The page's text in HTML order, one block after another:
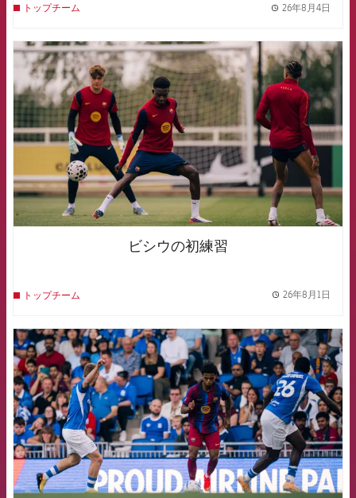
トップチーム 26年8月4日
FCB Barcelona badge
ビシウの初練習
トップチーム 26年8月1日
FCB Barcelona badge